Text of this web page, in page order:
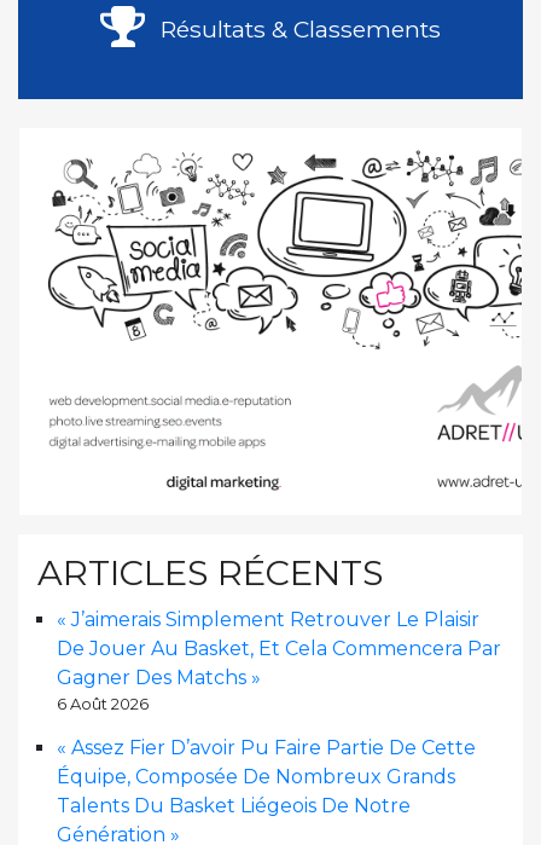
Résultats & Classements
ARTICLES RÉCENTS
« J’aimerais Simplement Retrouver Le Plaisir
De Jouer Au Basket, Et Cela Commencera Par
Gagner Des Matchs »
6 Août 2026
« Assez Fier D’avoir Pu Faire Partie De Cette
Équipe, Composée De Nombreux Grands
Talents Du Basket Liégeois De Notre
Génération »